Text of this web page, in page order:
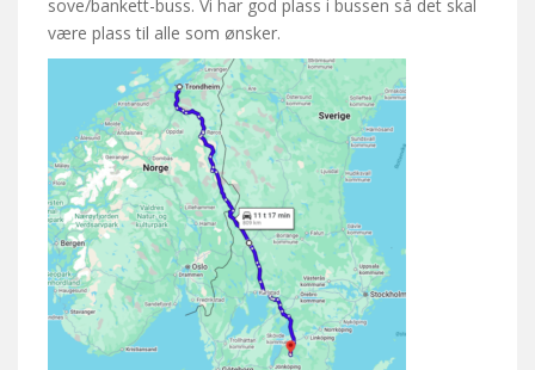
sove/bankett-buss. Vi har god plass i bussen så det skal
være plass til alle som ønsker.